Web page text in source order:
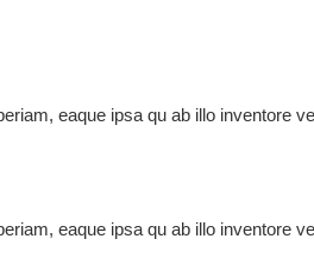
eaque ipsa qu ab illo inventore
eaque ipsa qu ab illo inventore